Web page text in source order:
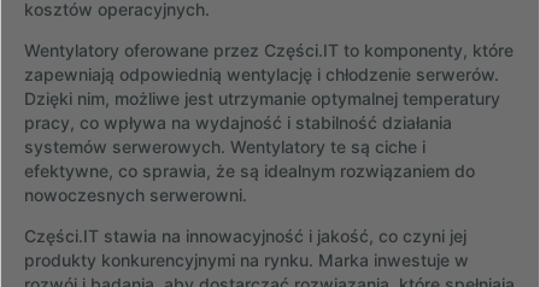
kosztów operacyjnych.
Wentylatory oferowane przez Części.IT to komponenty, które
zapewniają odpowiednią wentylację i chłodzenie serwerów.
Dzięki nim, możliwe jest utrzymanie optymalnej temperatury
pracy, co wpływa na wydajność i stabilność działania
systemów serwerowych. Wentylatory te są ciche i
efektywne, co sprawia, że są idealnym rozwiązaniem do
nowoczesnych serwerowni.
Części.IT stawia na innowacyjność i jakość, co czyni jej
produkty konkurencyjnymi na rynku. Marka inwestuje w